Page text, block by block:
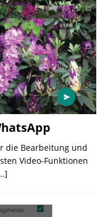
die Bearbeitung und
Video-Funktionen